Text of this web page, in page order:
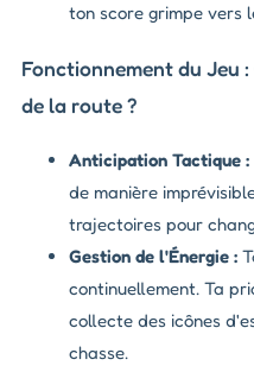
ton score grimpe vers
Fonctionnement du Jeu
de la route ?
Anticipation Tactique :
de manière
trajectoires pour
Gestion de l'Énergie :
continuellement. Ta
collecte des icônes
chasse.